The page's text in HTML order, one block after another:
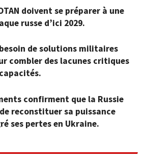
doivent se préparer à une
russe d’ici 2029.
besoin de solutions militaires
combler des lacunes critiques
confirment que la Russie
reconstituer sa puissance
ses pertes en Ukraine.